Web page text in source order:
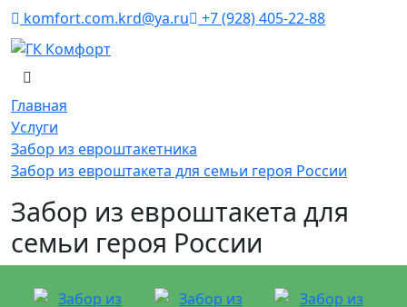
komfort.com.krd@ya.ru +7 (928) 405-22-88
Забор из евроштакета для
семьи героя России
Главная
Услуги
Забор из евроштакетника
Забор из евроштакета для семьи героя России